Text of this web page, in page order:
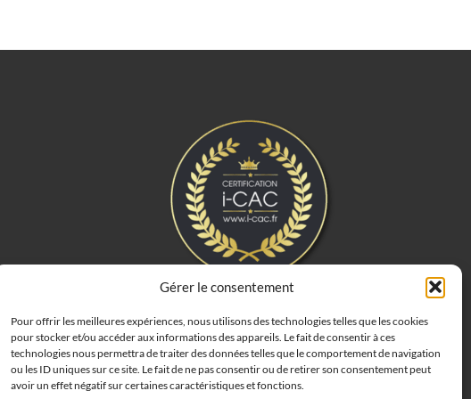
Gérer le consentement
Pour offrir les meilleures expériences, nous utilisons des technologies telles que les cookies
pour stocker et/ou accéder aux informations des appareils. Le fait de consentir à ces
technologies nous permettra de traiter des données telles que le comportement de navigation
ou les ID uniques sur ce site. Le fait de ne pas consentir ou de retirer son consentement peut
avoir un effet négatif sur certaines caractéristiques et fonctions.